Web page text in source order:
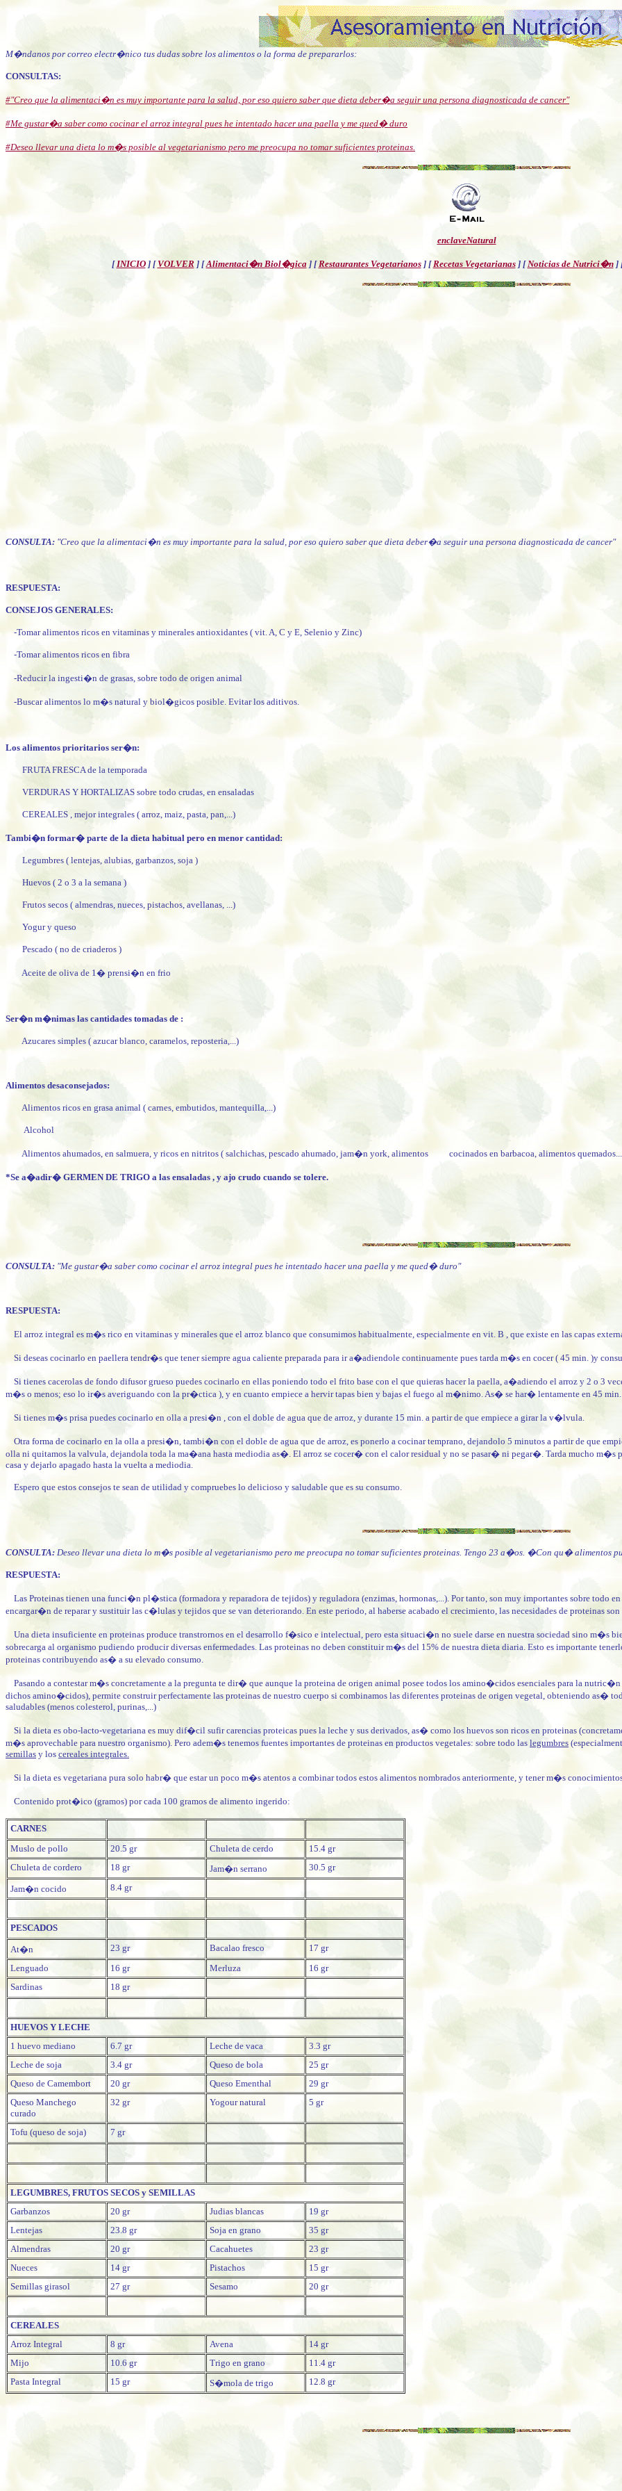
M�ndanos por correo electr�nico tus dudas sobre los alimentos o la forma de prepararlos:
CONSULTAS:
#"Creo que la alimentaci�n es muy importante para la salud, por eso quiero saber que dieta deber�a seguir una persona diagnosticada de cancer"
#Me gustar�a saber como cocinar el arroz integral pues he intentado hacer una paella y me qued� duro
#Deseo llevar una dieta lo m�s posible al vegetarianismo pero me preocupa no tomar suficientes proteinas.
enclaveNatural
[INICIO] [VOLVER ] [Alimentaci�n Biol�gica] [Restaurantes Vegetarianos] [Recetas Vegetarianas] [Noticias de Nutrici�n]
CONSULTA: "Creo que la alimentaci�n es muy importante para la salud, por eso quiero saber que dieta deber�a seguir una persona diagnosticada de cancer"
RESPUESTA:
CONSEJOS GENERALES:
-Tomar alimentos ricos en vitaminas y minerales antioxidantes ( vit. A, C y E, Selenio y Zinc)
-Tomar alimentos ricos en fibra
-Reducir la ingesti�n de grasas, sobre todo de origen animal
-Buscar alimentos lo m�s natural y biol�gicos posible. Evitar los aditivos.
Los alimentos prioritarios ser�n:
FRUTA FRESCA de la temporada
VERDURAS Y HORTALIZAS sobre todo crudas, en ensaladas
CEREALES , mejor integrales ( arroz, maiz, pasta, pan,...)
Tambi�n formar� parte de la dieta habitual pero en menor cantidad:
Legumbres ( lentejas, alubias, garbanzos, soja )
Huevos ( 2 o 3 a la semana )
Frutos secos ( almendras, nueces, pistachos, avellanas, ...)
Yogur y queso
Pescado ( no de criaderos )
Aceite de oliva de 1� prensi�n en frio
Ser�n m�nimas las cantidades tomadas de :
Azucares simples ( azucar blanco, caramelos, reposteria,...)
Alimentos desaconsejados:
Alimentos ricos en grasa animal ( carnes, embutidos, mantequilla,...)
Alcohol
Alimentos ahumados, en salmuera, y ricos en nitritos ( salchichas, pescado ahumado, jam�n york, alimentos cocinados en barbacoa, alimentos
*Se a�adir� GERMEN DE TRIGO a las ensaladas , y ajo crudo cuando se tolere.
CONSULTA: "Me gustar�a saber como cocinar el arroz integral pues he intentado hacer una paella y me qued� duro"
RESPUESTA:
El arroz integral es m�s rico en vitaminas y minerales que el arroz blanco que consumimos habitualmente, especialmente en vit. B , que existe en las capas
Si deseas cocinarlo en paellera tendr�s que tener siempre agua caliente preparada para ir a�adiendole continuamente pues tarda m�s en cocer ( 45 min. )y
Si tienes cacerolas de fondo difusor grueso puedes cocinarlo en ellas poniendo todo el frito base con el que quieras hacer la paella, a�adiendo el arroz y 2 o 3
m�s o menos; eso lo ir�s averiguando con la pr�ctica ), y en cuanto empiece a hervir tapas bien y bajas el fuego al m�nimo. As� se har� lentamente en 45
Si tienes m�s prisa puedes cocinarlo en olla a presi�n , con el doble de agua que de arroz, y durante 15 min. a partir de que empiece a girar la v�lvula.
Otra forma de cocinarlo en la olla a presi�n, tambi�n con el doble de agua que de arroz, es ponerlo a cocinar temprano, dejandolo 5 minutos a partir de que
olla ni quitamos la valvula, dejandola toda la ma�ana hasta mediodia as�. El arroz se cocer� con el calor residual y no se pasar� ni pegar�. Tarda mucho m�s
casa y dejarlo apagado hasta la vuelta a mediodia.
Espero que estos consejos te sean de utilidad y compruebes lo delicioso y saludable que es su consumo.
CONSULTA: Deseo llevar una dieta lo m�s posible al vegetarianismo pero me preocupa no tomar suficientes proteinas. Tengo 23 a�os. �Con qu� alimentos
RESPUESTA:
Las Proteinas tienen una funci�n pl�stica (formadora y reparadora de tejidos) y reguladora (enzimas, hormonas,...). Por tanto, son muy importantes sobre todo
encargar�n de reparar y sustituir las c�lulas y tejidos que se van deteriorando. En este periodo, al haberse acabado el crecimiento, las necesidades de proteinas son
Una dieta insuficiente en proteinas produce transtrornos en el desarrollo f�sico e intelectual, pero esta situaci�n no suele darse en nuestra sociedad sino
sobrecarga al organismo pudiendo producir diversas enfermedades. Las proteinas no deben constituir m�s del 15% de nuestra dieta diaria. Esto es importante
proteinas contribuyendo as� a su elevado consumo.
Pasando a contestar m�s concretamente a la pregunta te dir� que aunque la proteina de origen animal posee todos los amino�cidos esenciales para la
dichos amino�cidos), permite construir perfectamente las proteinas de nuestro cuerpo si combinamos las diferentes proteinas de origen vegetal, obteniendo as�
saludables (menos colesterol, purinas,...)
Si la dieta es obo-lacto-vegetariana es muy dif�cil sufir carencias proteicas pues la leche y sus derivados, as� como los huevos son ricos en proteinas
m�s aprovechable para nuestro organismo). Pero adem�s tenemos fuentes importantes de proteinas en productos vegetales: sobre todo las legumbres
semillas y los cereales integrales.
Si la dieta es vegetariana pura solo habr� que estar un poco m�s atentos a combinar todos estos alimentos nombrados anteriormente, y tener m�s
Contenido prot�ico (gramos) por cada 100 gramos de alimento ingerido:
CARNES
Muslo de pollo
20.5 gr Chuleta de cerdo
15.4 gr
Chuleta de cordero
18 gr Jam�n serrano 30.5 gr
Jam�n cocido 8.4 gr
PESCADOS
At�n 23 gr Bacalao fresco
17 gr
Lenguado
16 gr Merluza
16 gr
Sardinas
18 gr
HUEVOS Y LECHE
1 huevo mediano
6.7 gr Leche de vaca
3.3 gr
Leche de soja
3.4 gr Queso de bola
25 gr
Queso de Camembort
20 gr Queso Ementhal
29 gr
Queso Manchego
curado
32 gr Yogour natural 5 gr
Tofu (queso de soja) 7 gr
LEGUMBRES, FRUTOS SECOS y SEMILLAS
Garbanzos
20 gr Judias blancas
19 gr
Lentejas
23.8 gr Soja en grano
35 gr
Almendras
20 gr Cacahuetes
23 gr
Nueces
14 gr Pistachos
15 gr
Semillas girasol
27 gr Sesamo 20 gr
CEREALES
Arroz Integral
8 gr Avena
14 gr
Mijo
10.6 gr Trigo en grano
11.4 gr
Pasta Integral
15 gr S�mola de trigo 12.8 gr